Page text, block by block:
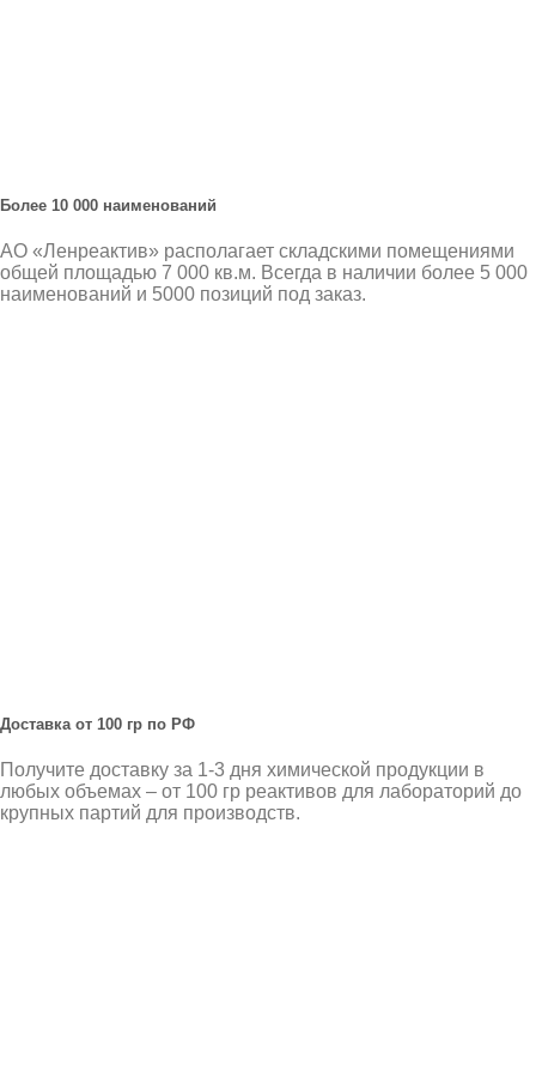
Более 10 000 наименований
АО «Ленреактив» располагает складскими помещениями
общей площадью 7 000 кв.м. Всегда в наличии более 5 000
наименований и 5000 позиций под заказ.
Доставка от 100 гр по РФ
Получите доставку за 1-3 дня химической продукции в
любых объемах – от 100 гр реактивов для лабораторий до
крупных партий для производств.